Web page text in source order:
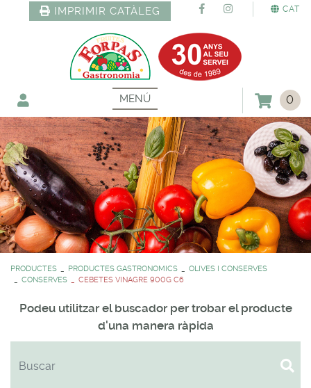
CAT
IMPRIMIR CATÀLEG
MENÚ 0
PRODUCTES PRODUCTES GASTRONOMICS
OLIVES I CONSERVES
CONSERVES
CEBETES VINAGRE 900G C6
Podeu utilitzar el buscador per trobar el producte
d'una manera ràpida